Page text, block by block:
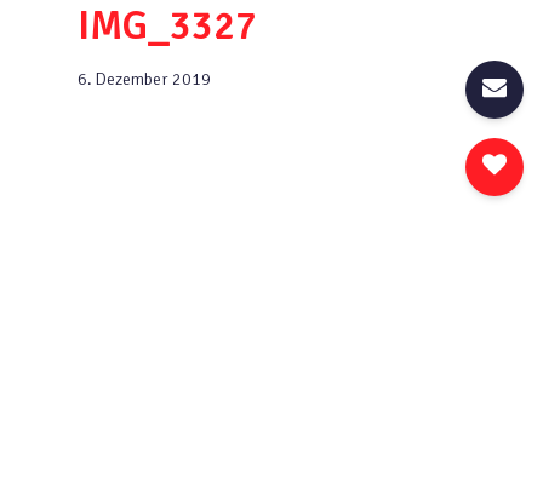
IMG_3327
6. Dezember 2019